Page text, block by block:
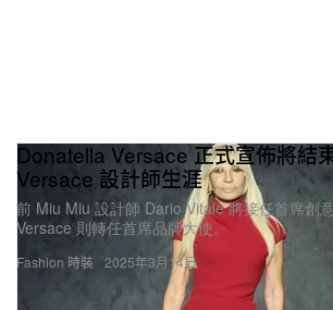
Fashion 時裝
Donatella Versace 正式宣佈將結
Versace 設計師生涯
前 Miu Miu 設計師 Dario Vitale 將接任首席創
Versace 則轉任首席品牌大使。
2025年3月14日